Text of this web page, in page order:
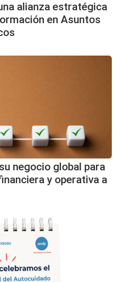
alianza estratégica
en Asuntos
negocio global para
y operativa a